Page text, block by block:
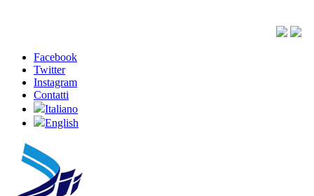
Facebook
Twitter
Instagram
Contatti
Italiano
English